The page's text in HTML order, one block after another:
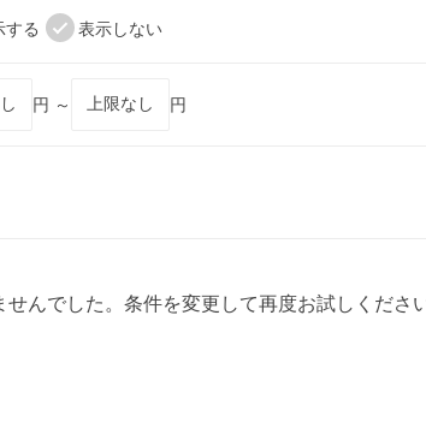
する 表示しない
円 ～ 円
んでした。条件を変更して再度お試しください